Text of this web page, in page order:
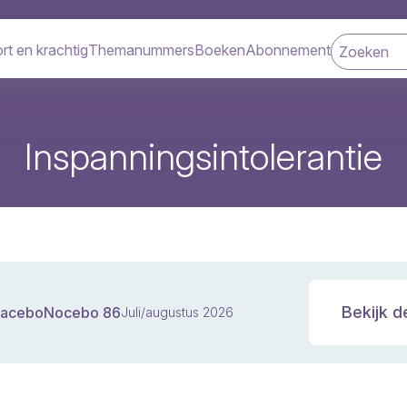
en krachtigThemanummersBoekenAbonnement
Inspanningsintolerantie
86Juli/augustus 2026 Bekijk